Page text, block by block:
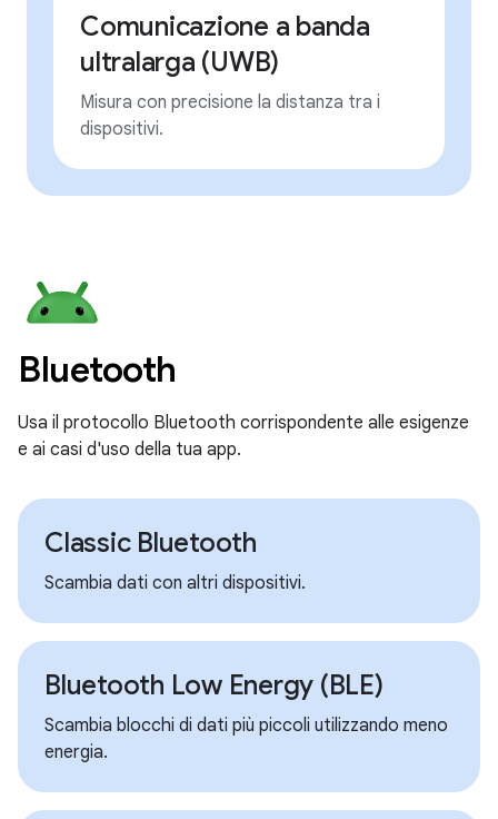
Comunicazione a banda
ultralarga (UWB)
Misura con precisione la distanza tra i
dispositivi.
Bluetooth
Usa il protocollo Bluetooth corrispondente alle esigenze
e ai casi d'uso della tua app.
Classic Bluetooth
Scambia dati con altri dispositivi.
Bluetooth Low Energy (BLE)
Scambia blocchi di dati più piccoli utilizzando meno
energia.